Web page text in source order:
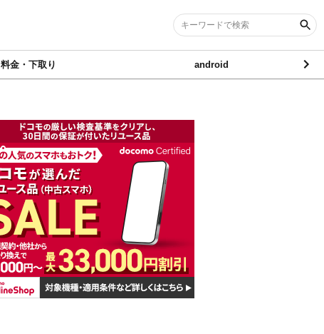
料金・下取り android